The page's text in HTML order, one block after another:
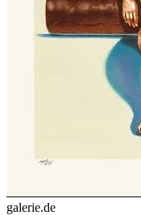
galerie.de